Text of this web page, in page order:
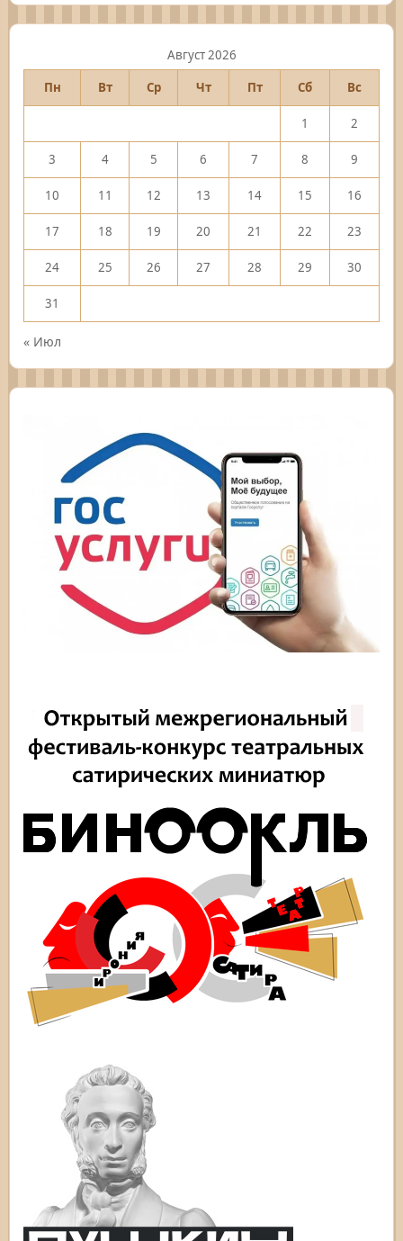
Август 2026
Пн
Вт Ср Чт Пт Сб Вс
1 2
3 4 5 6 7 8 9
10 11 12 13 14 15 16
17 18 19 20 21 22 23
24 25 26 27 28 29 30
31
« Июл